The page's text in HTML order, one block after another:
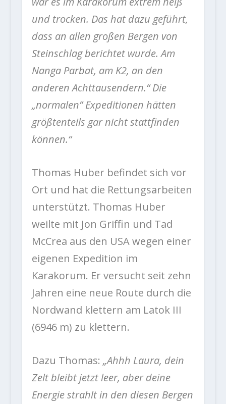
und trocken. Das hat dazu geführt,
dass an allen großen Bergen von
Steinschlag berichtet wurde. Am
Nanga Parbat, am K2, an den
anderen Achttausendern.“ Die
„normalen” Expeditionen hätten
größtenteils gar nicht stattfinden
können.“
Thomas Huber befindet sich vor
Ort und hat die Rettungsarbeiten
unterstützt. Thomas Huber
weilte mit Jon Griffin und Tad
McCrea aus den USA wegen einer
eigenen Expedition im
Karakorum. Er versucht seit zehn
Jahren eine neue Route durch die
Nordwand klettern am Latok III
(6946 m) zu klettern.
Dazu Thomas: „Ahhh Laura, dein
Zelt bleibt jetzt leer, aber deine
Energie strahlt in den diesen Bergen